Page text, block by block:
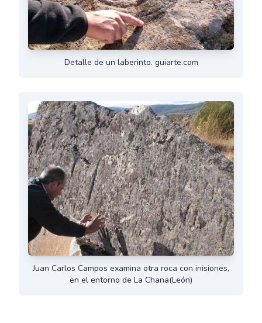
Detalle de un laberinto. guiarte.com
Juan Carlos Campos examina otra roca con inisiones,
en el entorno de La Chana(León)